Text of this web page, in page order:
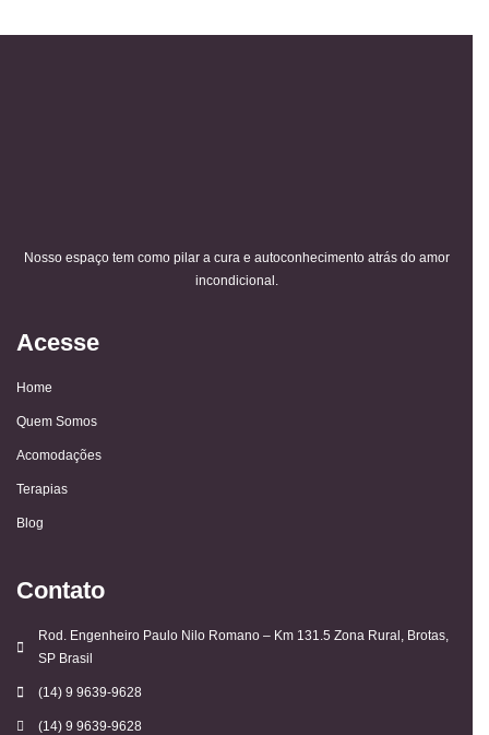
Nosso espaço tem como pilar a cura e autoconhecimento atrás do amor
incondicional.
Acesse
Home
Quem Somos
Acomodações
Terapias
Blog
Contato
Rod. Engenheiro Paulo Nilo Romano – Km 131.5 Zona Rural, Brotas,
SP Brasil
(14) 9 9639-9628
(14) 9 9639-9628